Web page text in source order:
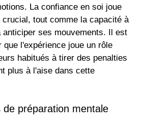
La confiance en soi joue
crucial, tout comme la capacité à
anticiper ses mouvements. Il est
que l'expérience joue un rôle
habitués à tirer des penalties
plus à l'aise dans cette
de préparation mentale